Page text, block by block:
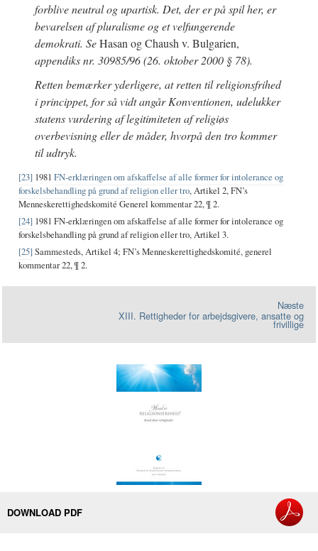
forblive neutral og upartisk. Det, der er på spil her, er
bevarelsen af pluralisme og et velfungerende
demokrati. SeHasan og Chaush v. Bulgarien,
appendiks nr. 30985/96 (26. oktober 2000 § 78).
Retten bemærker yderligere, at retten til religionsfrihed
i princippet, for så vidt angår Konventionen, udelukker
statens vurdering af legitimiteten af religiøs
overbevisning eller de måder, hvorpå den tro kommer
til udtryk.
[23] 1981FN-erklæringen om afskaffelse af alle former for intolerance og
forskelsbehandling på grund af religion eller tro, Artikel 2, FN’s
Menneskerettighedskomité Generel kommentar 22, ¶ 2.
[24] 1981 FN-erklæringen om afskaffelse af alle former for intolerance og
forskelsbehandling på grund af religion eller tro, Artikel 3.
[25] Sammesteds, Artikel 4; FN’s Menneskerettighedskomité, generel
kommentar 22, ¶ 2.
Næste
XIII. Rettigheder for arbejdsgivere, ansatte og
frivillige
DOWNLOAD PDF